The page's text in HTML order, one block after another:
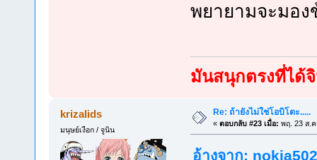
พยายามจะมอ
มันสนุกตรงที่ได้
krizalids
มนุษย์เงือก / จูนิน
Re: ถ้ายังไม่ใช่โอบิโตะ.....
« ตอบกลับ #23 เมื่อ: พฤ. 23 ส.ค
อ้างจาก: